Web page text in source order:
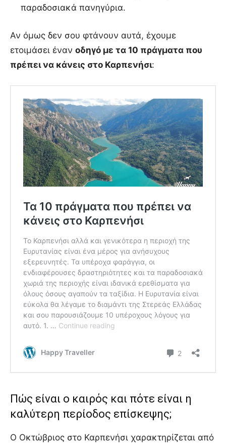
παραδοσιακά πανηγύρια.
Αν όμως δεν σου φτάνουν αυτά, έχουμε
ετοιμάσει έναν οδηγό με τα 10 πράγματα που
πρέπει να κάνεις στο Καρπενήσι:
Πώς είναι ο καιρός και πότε είναι η
καλύτερη περίοδος επίσκεψης;
Ο Οκτώβριος στο Καρπενήσι χαρακτηρίζεται από